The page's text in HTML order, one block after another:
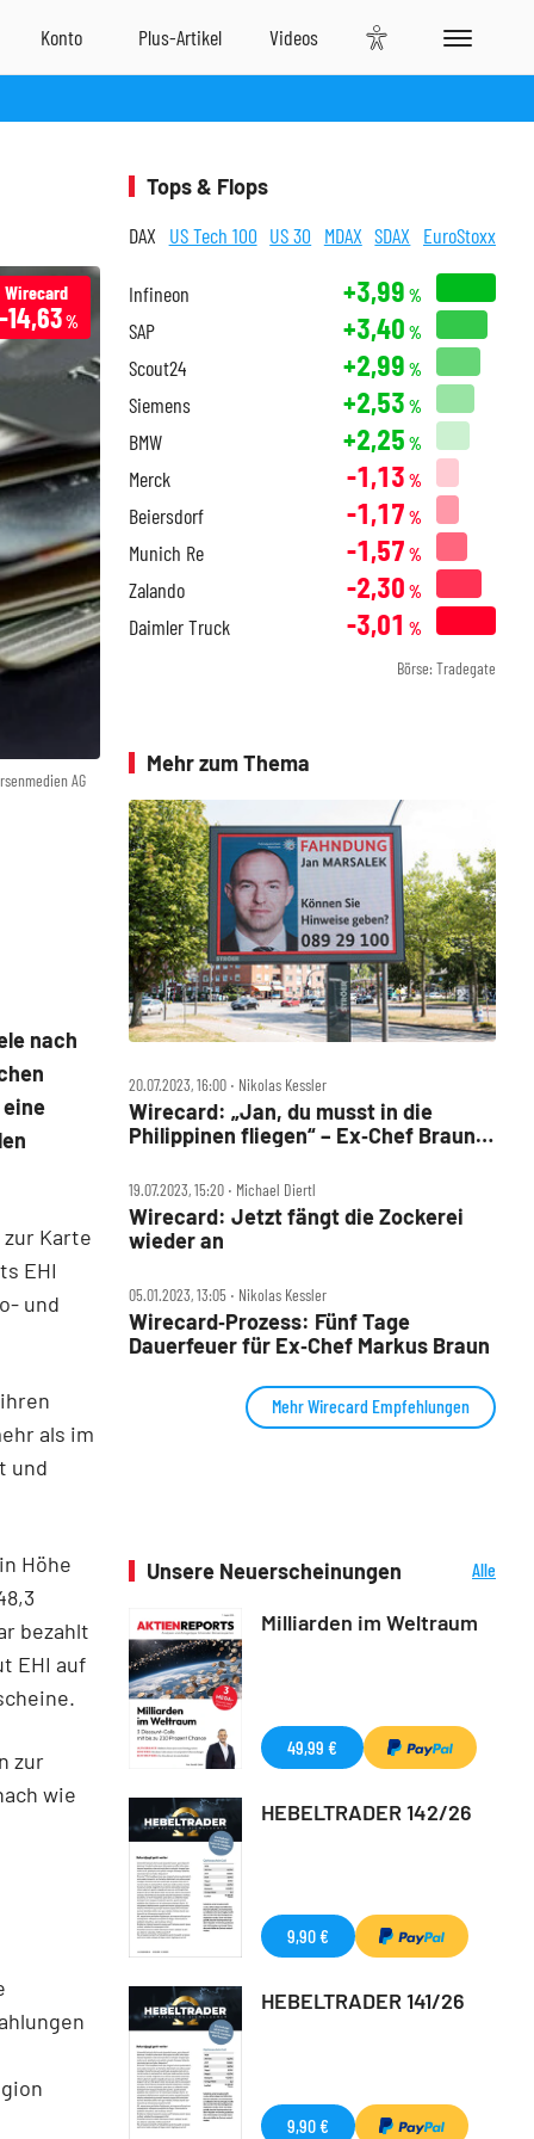
AG
Wirecard
-14,63%
nach
Karte
EHI
und
als im
und
Höhe
bezahlt
EHI auf
zur
wie
Tops & Flops
DAX US Tech 100 US 30 MDAX SDAX EuroStoxx
Infineon +3,99 %
SAP +3,40 %
Scout24 +2,99 %
Siemens +2,53 %
BMW +2,25 %
Merck -1,13 %
Beiersdorf -1,17 %
Munich Re -1,57 %
Zalando -2,30 %
Daimler Truck -3,01 %
Börse: Tradegate
Mehr zum Thema
20.07.2023, 16:00 ‧ Nikolas Kessler
Wirecard: „Jan, du musst in die
Philippinen fliegen“ – Ex‑Chef Braun
19.07.2023, 15:20 ‧ Michael Diertl
Wirecard: Jetzt fängt die Zockerei
wieder an
05.01.2023, 13:05 ‧ Nikolas Kessler
Wirecard‑Prozess: Fünf Tage
Dauerfeuer für Ex‑Chef Markus Braun
Mehr Wirecard Empfehlungen
Unsere Neuerscheinungen
Alle
Milliarden im Weltraum
49,99 €
HEBELTRADER 142/26
9,90 €
HEBELTRADER 141/26
9,90 €